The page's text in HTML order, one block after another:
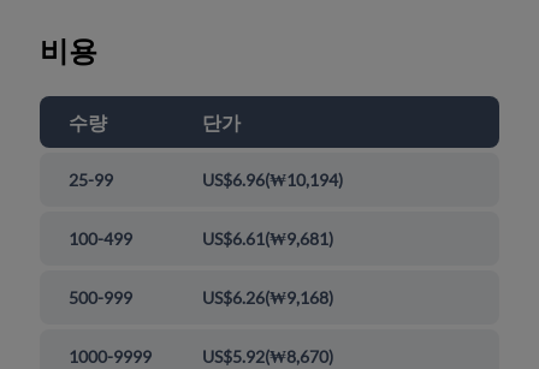
비용
수량 단가
25-99 US$6.96(₩10,194)
100-499 US$6.61(₩9,681)
500-999 US$6.26(₩9,168)
1000-9999 US$5.92(₩8,670)